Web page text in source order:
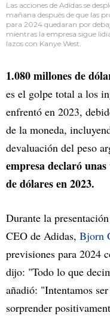
Las acciones de Adidas se
mañana después de que las
para 2024 quedaran por
mientras la empresa sigue
lazos con Kanye West.
1.080 millones de
es el golpe total a los
enfrentó en 2023,
de la moneda,
devaluación del peso
empresa declaró
de dólares en 2023.
Durante la
CEO de Adidas, Bjorn
previsiones para 2024
dijo: "Todo lo que
añadió: "Intentamos
sorprender